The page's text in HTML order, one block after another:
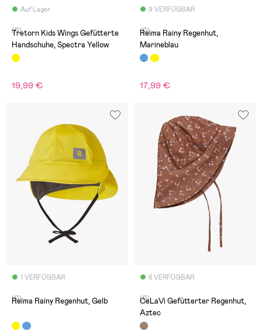
Auf Lager
(0)
Tretorn Kids Wings Gefütterte
Handschuhe, Spectra Yellow
19,99 €
9 VERFÜGBAR
(0)
Reima Rainy Regenhut,
Marineblau
17,99 €
1 VERFÜGBAR
(0)
Reima Rainy Regenhut, Gelb
8 VERFÜGBAR
(0)
CeLaVi Gefütterter Regenhut,
Aztec